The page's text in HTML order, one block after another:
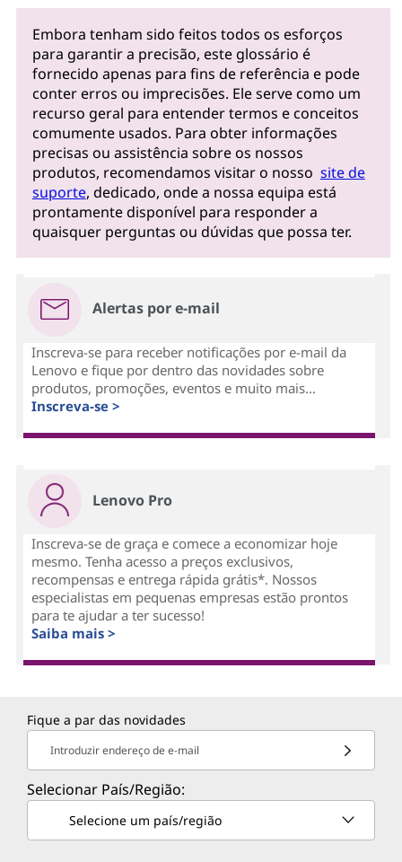
Embora tenham sido feitos todos os esforços
para garantir a precisão, este glossário é
fornecido apenas para fins de referência e pode
conter erros ou imprecisões. Ele serve como um
recurso geral para entender termos e conceitos
comumente usados. Para obter informações
precisas ou assistência sobre os nossos
produtos, recomendamos visitar o nosso site de
suporte, dedicado, onde a nossa equipa está
prontamente disponível para responder a
quaisquer perguntas ou dúvidas que possa ter.
Alertas por e-mail
Inscreva-se para receber notificações por e-mail da
Lenovo e fique por dentro das novidades sobre
produtos, promoções, eventos e muito mais...
Inscreva-se >
Lenovo Pro
Inscreva-se de graça e comece a economizar hoje
mesmo. Tenha acesso a preços exclusivos,
recompensas e entrega rápida grátis*. Nossos
especialistas em pequenas empresas estão prontos
para te ajudar a ter sucesso!
Saiba mais >
Fique a par das novidades
Introduzir endereço de e-mail
Selecionar País/Região:
Selecione um país/região